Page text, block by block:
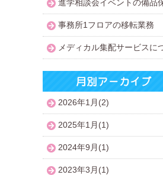
進学相談会イベントの備品
事務所1フロアの移転業務
メディカル集配サービスに
2026年1月(2)
2025年1月(1)
2024年9月(1)
2023年3月(1)